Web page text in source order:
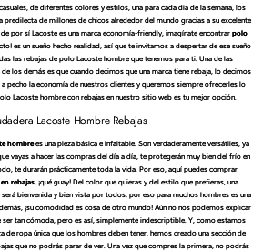
de diferentes colores y estilos, una para cada día de la semana, los
de millones de chicos alrededor del mundo gracias a su excelente
por sí Lacoste es una marca economía-friendly, imagínate encontrar polo
es un sueño hecho realidad, así que te invitamos a despertar de ese sueño
las rebajas de polo Lacoste hombre que tenemos para ti. Una de las
los demás es que cuando decimos que una marca tiene rebaja, lo decimos
pecho la economía de nuestros clientes y queremos siempre ofrecerles lo
Lacoste hombre con rebajas en nuestro sitio web es tu mejor opción.
Lacoste Hombre Rebajas
hombrees una pieza básica e infaltable. Son verdaderamente versátiles, ya
vayas a hacer las compras del día a día, te protegerán muy bien del frío en
te durarán prácticamente toda la vida. Por eso, aquí puedes comprar
rebajas , ¡qué guay! Del color que quieras y del estilo que prefieras, una
bienvenida y bien vista por todos, por eso para muchos hombres es una
¡su comodidad es cosa de otro mundo! Aún no nos podemos explicar
ser tan cómoda, pero es así, simplemente indescriptible. Y, como estamos
de ropa única que los hombres deben tener, hemos creado una sección de
que no podrás parar de ver. Una vez que compres la primera, no podrás